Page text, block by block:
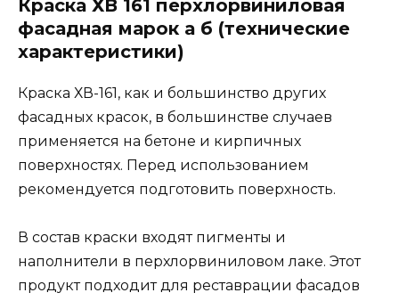
Краска ХВ 161 перхлорвиниловая
фасадная марок а б (технические
характеристики)
Краска ХВ-161, как и большинство других
фасадных красок, в большинстве случаев
применяется на бетоне и кирпичных
поверхностях. Перед использованием
рекомендуется подготовить поверхность.
В состав краски входят пигменты и
наполнители в перхлорвиниловом лаке. Этот
продукт подходит для реставрации фасадов